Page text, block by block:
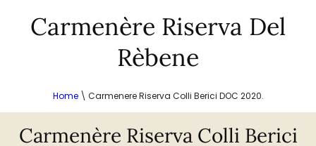
Carmenère Riserva Del
Rèbene
Home\ Carmenere Riserva Colli Berici DOC 2020.
Carmenère Riserva Colli Berici